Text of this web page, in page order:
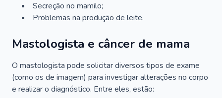
Secreção no mamilo;
Problemas na produção de leite.
Mastologista e câncer de mama
O mastologista pode solicitar diversos tipos de exame
(como os de imagem) para investigar alterações no corpo
e realizar o diagnóstico. Entre eles, estão: